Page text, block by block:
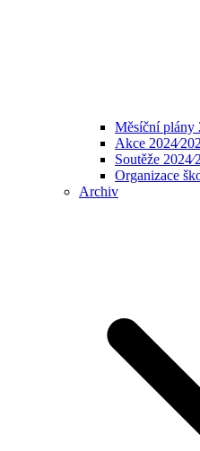
Měsíční plány
Akce
Soutěže
Organizace
Archiv